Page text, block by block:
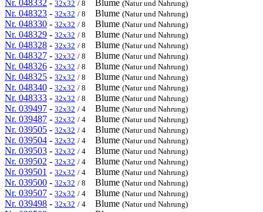
Nr. 048332 - 32x32 / 8 Blume (Natur und Nahrung)
Nr. 048323 - 32x32 / 8 Blume (Natur und Nahrung)
Nr. 048330 - 32x32 / 8 Blume (Natur und Nahrung)
Nr. 048329 - 32x32 / 8 Blume (Natur und Nahrung)
Nr. 048328 - 32x32 / 8 Blume (Natur und Nahrung)
Nr. 048327 - 32x32 / 8 Blume (Natur und Nahrung)
Nr. 048326 - 32x32 / 8 Blume (Natur und Nahrung)
Nr. 048325 - 32x32 / 8 Blume (Natur und Nahrung)
Nr. 048340 - 32x32 / 8 Blume (Natur und Nahrung)
Nr. 048333 - 32x32 / 8 Blume (Natur und Nahrung)
Nr. 039497 - 32x32 / 4 Blume (Natur und Nahrung)
Nr. 039487 - 32x32 / 4 Blume (Natur und Nahrung)
Nr. 039505 - 32x32 / 4 Blume (Natur und Nahrung)
Nr. 039504 - 32x32 / 4 Blume (Natur und Nahrung)
Nr. 039503 - 32x32 / 4 Blume (Natur und Nahrung)
Nr. 039502 - 32x32 / 4 Blume (Natur und Nahrung)
Nr. 039501 - 32x32 / 4 Blume (Natur und Nahrung)
Nr. 039500 - 32x32 / 8 Blume (Natur und Nahrung)
Nr. 039507 - 32x32 / 4 Blume (Natur und Nahrung)
Nr. 039498 - 32x32 / 4 Blume (Natur und Nahrung)